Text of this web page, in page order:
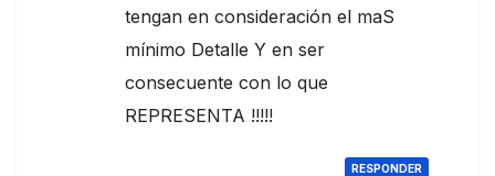
tengan en consideración el maS
mínimo Detalle Y en ser
consecuente con lo que
REPRESENTA !!!!!
RESPONDER